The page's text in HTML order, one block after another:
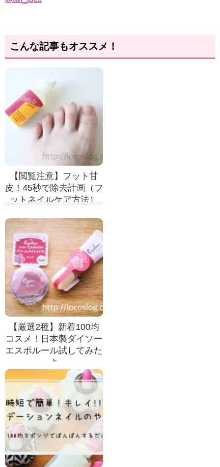
こんな記事もオススメ！
【閲覧注意】フット甘
皮！45秒で除去計画（フ
ットネイルケア方法）
【厳選2種】新着100均
コスメ！日本製ダイソー
エスポルール試してみた
よ